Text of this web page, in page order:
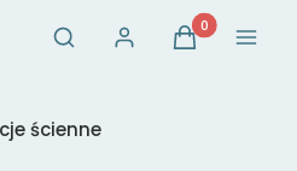
Otwórz wyszukiwarkę
Szukaj Zaloguj sięProdukty w
Koszyk Menu
ścienne